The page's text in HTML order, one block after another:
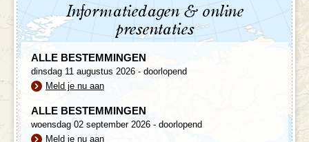
Informatiedagen & online
presentaties
ALLE BESTEMMINGEN
dinsdag 11 augustus 2026 - doorlopend
Meld je nu aan
ALLE BESTEMMINGEN
woensdag 02 september 2026 - doorlopend
Meld je nu aan